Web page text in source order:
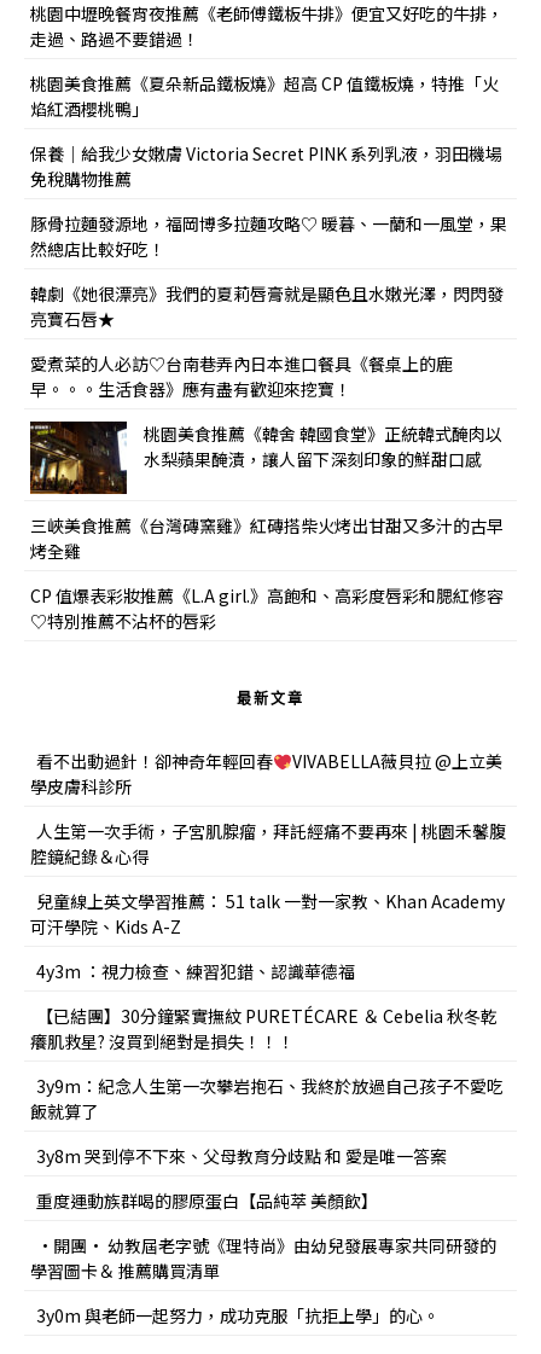
桃園中壢晚餐宵夜推薦《老師傅鐵板牛排》便宜又好吃的牛排，
走過、路過不要錯過！
桃園美食推薦《夏朵新品鐵板燒》超高 CP 值鐵板燒，特推「火
焰紅酒櫻桃鴨」
保養｜給我少女嫩膚 Victoria Secret PINK 系列乳液，羽田機場
免稅購物推薦
豚骨拉麵發源地，福岡博多拉麵攻略♡ 暖暮、一蘭和一風堂，果
然總店比較好吃！
韓劇《她很漂亮》我們的夏莉唇膏就是顯色且水嫩光澤，閃閃發
亮寶石唇★
愛煮菜的人必訪♡台南巷弄內日本進口餐具《餐桌上的鹿
早。。。生活食器》應有盡有歡迎來挖寶！
桃園美食推薦《韓舍 韓國食堂》正統韓式醃肉以
水梨蘋果醃漬，讓人留下深刻印象的鮮甜口感
三峽美食推薦《台灣磚窯雞》紅磚搭柴火烤出甘甜又多汁的古早
烤全雞
CP 值爆表彩妝推薦《L.A girl.》高飽和、高彩度唇彩和腮紅修容
♡特別推薦不沾杯的唇彩
最新文章
看不出動過針！卻神奇年輕回春
VIVABELLA薇貝拉 @上立美
學皮膚科診所
人生第一次手術，子宮肌腺瘤，拜託經痛不要再來 | 桃園禾馨腹
腔鏡紀錄＆心得
兒童線上英文學習推薦： 51 talk 一對一家教、Khan Academy
可汗學院、Kids A-Z
4y3m ：視力檢查、練習犯錯、認識華德福
【已結團】30分鐘緊實撫紋 PURETÉCARE ＆ Cebelia 秋冬乾
癢肌救星? 沒買到絕對是損失！！！
3y9m：紀念人生第一次攀岩抱石、我終於放過自己孩子不愛吃
飯就算了
3y8m 哭到停不下來、父母教育分歧點 和 愛是唯一答案
重度運動族群喝的膠原蛋白【品純萃 美顏飲】
•開團• 幼教屆老字號《理特尚》由幼兒發展專家共同研發的
學習圖卡＆ 推薦購買清單
3y0m 與老師一起努力，成功克服「抗拒上學」的心。